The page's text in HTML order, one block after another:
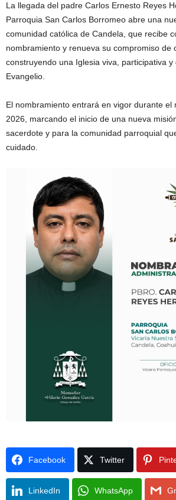
La llegada del padre Carlos Ernesto Reyes
Parroquia San Carlos Borromeo abre una
comunidad católica de Candela, que recibe
nombramiento y renueva su compromiso de
construyendo una Iglesia viva, participativa
Evangelio.
El nombramiento entrará en vigor durante el
2026, marcando el inicio de una nueva
sacerdote y para la comunidad parroquial
cuidado.
Facebook Twitter
LinkedIn WhatsApp